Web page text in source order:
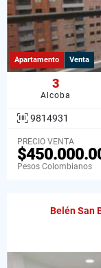
Apartamento Venta
3
Alcoba
9814931
PRECIO VENTA
Pesos Colombianos
Belén San